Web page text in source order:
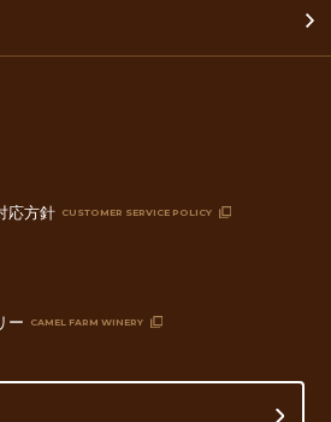
応方針 CUSTOMER SERVICE POLICY
ー CAMEL FARM WINERY